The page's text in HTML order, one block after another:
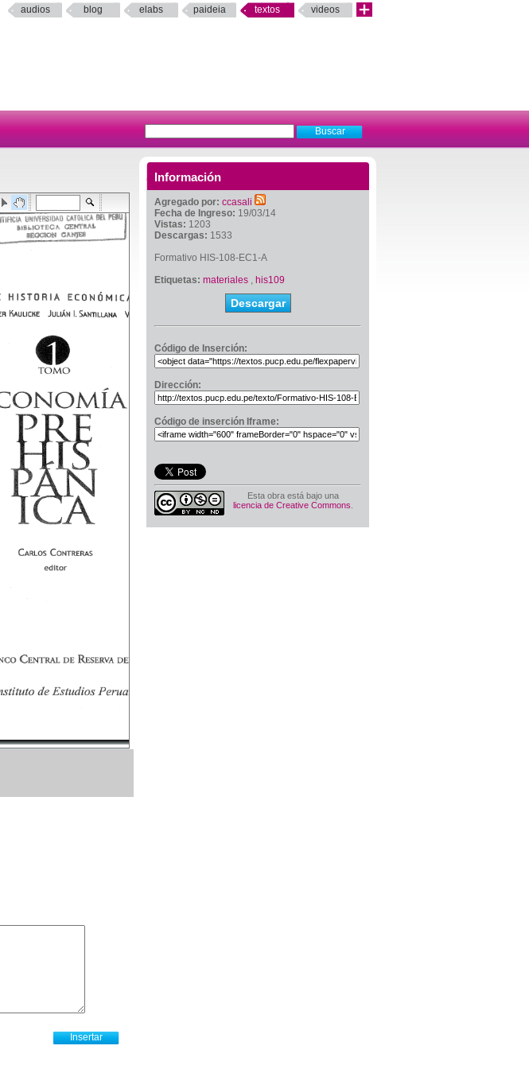
audios blog elabs paideia textos videos
Información
Agregado por: ccasali
Fecha de Ingreso: 19/03/14
Vistas: 1203
Descargas: 1533
Formativo HIS-108-EC1-A
Etiquetas: materiales , his109
Descargar
Código de Inserción:
Dirección:
Código de inserción Iframe:
Esta obra está bajo una
licencia de Creative Commons